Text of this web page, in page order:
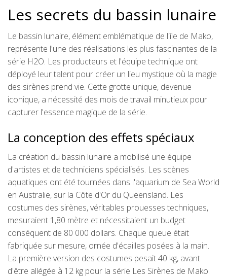
Les secrets du bassin lunaire
Le bassin lunaire, élément emblématique de l'île de Mako,
représente l'une des réalisations les plus fascinantes de la
série H2O. Les producteurs et l'équipe technique ont
déployé leur talent pour créer un lieu mystique où la magie
des sirènes prend vie. Cette grotte unique, devenue
iconique, a nécessité des mois de travail minutieux pour
capturer l'essence magique de la série.
La conception des effets spéciaux
La création du bassin lunaire a mobilisé une équipe
d'artistes et de techniciens spécialisés. Les scènes
aquatiques ont été tournées dans l'aquarium de Sea World
en Australie, sur la Côte d'Or du Queensland. Les
costumes des sirènes, véritables prouesses techniques,
mesuraient 1,80 mètre et nécessitaient un budget
conséquent de 80 000 dollars. Chaque queue était
fabriquée sur mesure, ornée d'écailles posées à la main.
La première version des costumes pesait 40 kg, avant
d'être allégée à 12 kg pour la série Les Sirènes de Mako.